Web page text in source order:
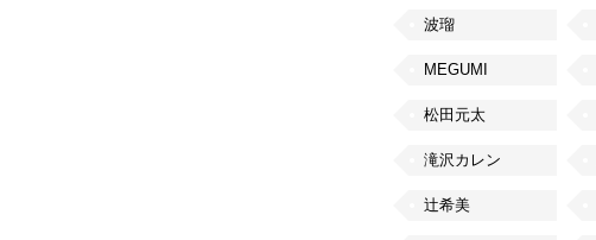
波瑠
MEGUMI
松田元太
滝沢カレン
辻希美